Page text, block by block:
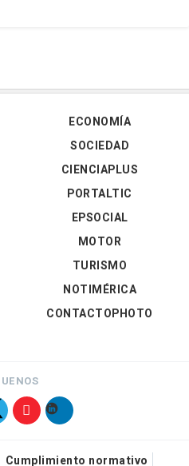
ECONOMÍA
SOCIEDAD
CIENCIAPLUS
PORTALTIC
EPSOCIAL
MOTOR
TURISMO
NOTIMÉRICA
CONTACTOPHOTO
Cumplimiento normativo